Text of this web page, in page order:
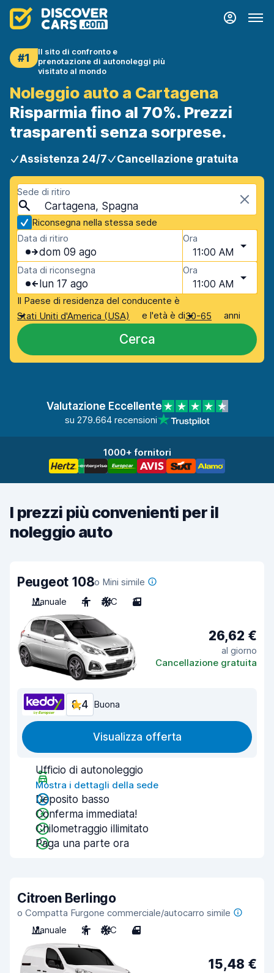
#1
Il sito di confronto e
prenotazione di autonoleggi più
visitato al mondo
Noleggio auto a Cartagena
Risparmia fino al 70%. Prezzi
trasparenti senza sorprese.
Assistenza 24/7 Cancellazione gratuita
Sede di ritiro
Cartagena, Spagna
Riconsegna nella stessa sede
Data di ritiro
dom 09 ago
Ora
11:00 AM
Data di riconsegna
lun 17 ago
Ora
11:00 AM
Il Paese di residenza del conducente è
Stati Uniti d'America (USA)
e l'età è di30-65 anni
Cerca
Valutazione Eccellente
su 279.664 recensioni
1000+ fornitori
I prezzi più convenienti per il
noleggio auto
Peugeot 108o Mini simile
Manuale
4 A/C 3
26,62 €
al giorno
Cancellazione gratuita
8,4 Buona
Visualizza offerta
Ufficio di autonoleggio
Mostra i dettagli della sede
Deposito basso
Conferma immediata!
Chilometraggio illimitato
Paga una parte ora
Citroen Berlingo
o Compatta Furgone commerciale/autocarro simile
Manuale
2 A/C 4
15,48 €